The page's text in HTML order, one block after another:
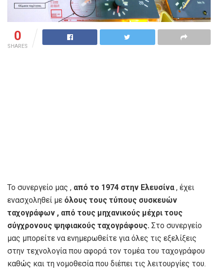
0
SHARES
Το συνεργείο μας , από το 1974 στην Ελευσίνα, έχει
ενασχοληθεί με όλους τους τύπους συσκευών
ταχογράφων , από τους μηχανικούς μέχρι τους
σύγχρονους ψηφιακούς ταχογράφους. Στο συνεργείο
μας μπορείτε να ενημερωθείτε για όλες τις εξελίξεις
στην τεχνολογία που αφορά τον τομέα του ταχογράφου
καθώς και τη νομοθεσία που διέπει τις λειτουργίες του.